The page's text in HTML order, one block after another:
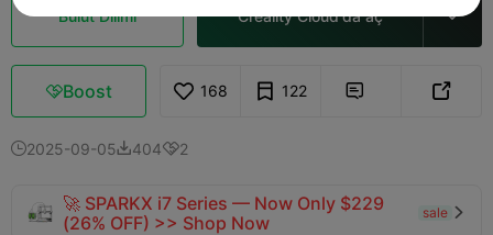
Bulut Dilimi Creality Cloud'da aç 
Boost 168 122  
2025-09-054042
🚀 SPARKX i7 Series — Now Only $229
(26% OFF) >> Shop Now
sale 